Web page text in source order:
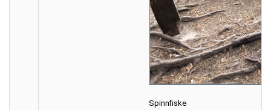
Spinnfiske